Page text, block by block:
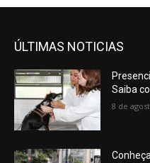
ÚLTIMAS NOTICIAS
Saiba
8 de